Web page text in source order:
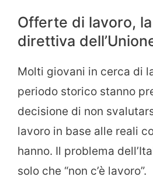
Offerte di lavoro,
direttiva
Molti giovani in cerca di
periodo storico stanno
decisione di non
lavoro in base alle reali
hanno. Il problema
solo che “non c’è lavoro”.